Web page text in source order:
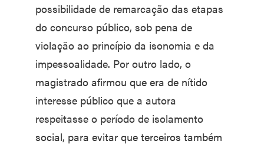
possibilidade de remarcação das etapas
do concurso público, sob pena de
violação ao princípio da isonomia e da
impessoalidade. Por outro lado, o
magistrado afirmou que era de nítido
interesse público que a autora
respeitasse o período de isolamento
social, para evitar que terceiros também